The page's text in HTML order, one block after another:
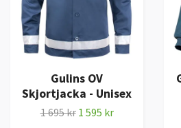
Gulins OV
Skjortjacka - Unisex
1 695 kr 1 595 kr